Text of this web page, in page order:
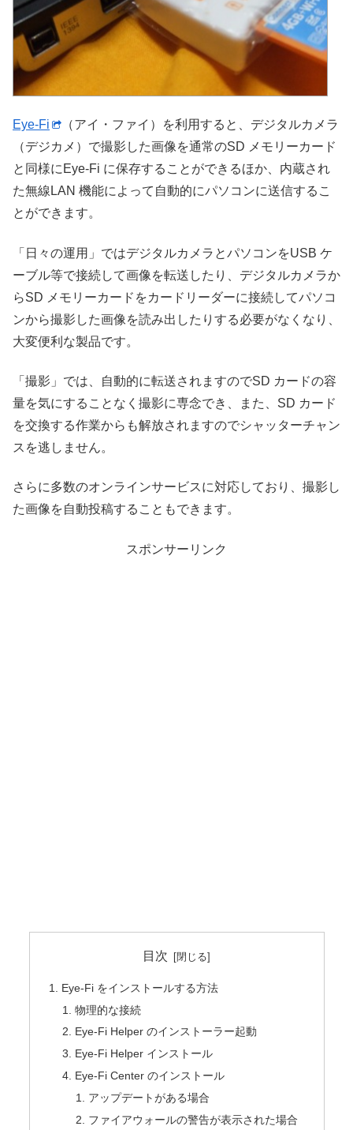
Eye-Fi
（アイ・ファイ）を利用すると、デジタルカメラ
（デジカメ）で撮影した画像を通常のSD メモリーカード
と同様にEye-Fi に保存することができるほか、内蔵され
た無線LAN 機能によって自動的にパソコンに送信するこ
とができます。
「日々の運用」ではデジタルカメラとパソコンをUSB ケ
ーブル等で接続して画像を転送したり、デジタルカメラか
らSD メモリーカードをカードリーダーに接続してパソコ
ンから撮影した画像を読み出したりする必要がなくなり、
大変便利な製品です。
「撮影」では、自動的に転送されますのでSD カードの容
量を気にすることなく撮影に専念でき、また、SD カード
を交換する作業からも解放されますのでシャッターチャン
スを逃しません。
さらに多数のオンラインサービスに対応しており、撮影し
た画像を自動投稿することもできます。
スポンサーリンク
目次
Eye-Fi をインストールする方法
物理的な接続
Eye-Fi Helper のインストーラー起動
Eye-Fi Helper インストール
Eye-Fi Center のインストール
アップデートがある場合
ファイアウォールの警告が表示された場合